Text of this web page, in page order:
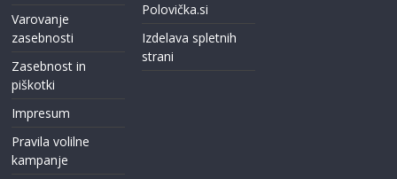
Varovanje
zasebnosti
Zasebnost in
piškotki
Impresum
Pravila volilne
kampanje
Polovička.si
Izdelava spletnih
strani